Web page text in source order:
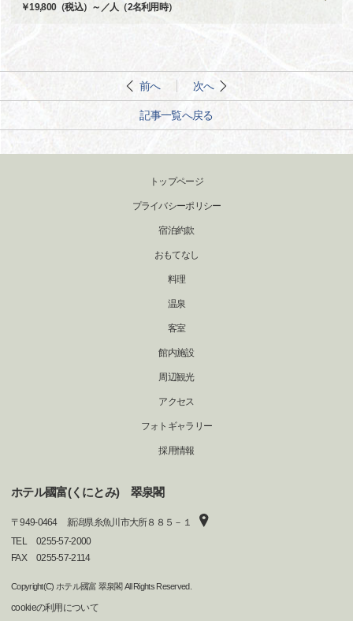
￥19,800（税込）～／人（2名利用時）
前へ 次へ
記事一覧へ戻る
トップページ
プライバシーポリシー
宿泊約款
おもてなし
料理
温泉
客室
館内施設
周辺観光
アクセス
フォトギャラリー
採用情報
ホテル國富(くにとみ) 翠泉閣
〒949-0464
新潟県糸魚川市大所８８５－１
TEL
0255-57-2000
FAX
0255-57-2114
Copyright(C) ホテル國富 翠泉閣 All Rights Reserved.
cookieの利用について